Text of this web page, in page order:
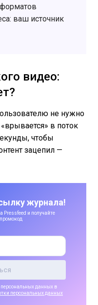
ваш источник
видео:
не нужно
в поток
чтобы
зацепил —
журнала!
Pressfeed и получайте
персональных данных в
персональных данных